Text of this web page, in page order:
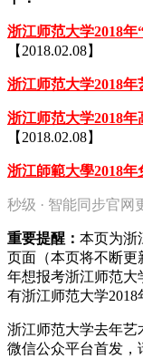
浙江师范大学2018
【2018.02.08】
浙江师范大学2018
浙江师范大学2018
【2018.02.08】
浙江師範大學2018
秒级 · 智能同步官网
重要提醒： 本页为浙
页面（本页将不断更
年想报考浙江师范大
有浙江师范大学2018
浙江师范大学去年艺
微信公众平台首发，